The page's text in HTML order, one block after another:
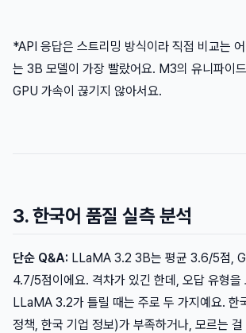
*API 응답은 스트리밍 방식이라 직접 비교는
는 3B 모델이 가장 빨랐어요. M3의 유니파이
GPU 가속이 끊기지 않아서요.
3. 한국어 품질 실측 분석
단순 Q&A: LLaMA 3.2 3B는 평균 3.6/5점,
4.7/5점이에요. 격차가 있긴 한데, 오답 유형을
LLaMA 3.2가 틀릴 때는 주로 두 가지예요. 한
정책, 한국 기업 정보)가 부족하거나, 모르는